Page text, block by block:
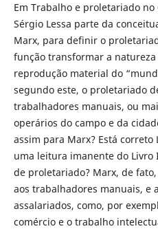
Em Trabalho e proletariado
Sérgio Lessa parte da
Marx, para definir o
função transformar a natureza
reprodução material do
segundo este, o proletariado
trabalhadores manuais, ou
operários do campo e da
assim para Marx? Está
uma leitura imanente do Livro
de proletariado? Marx, de
aos trabalhadores manuais, e
assalariados, como, por
comércio e o trabalho